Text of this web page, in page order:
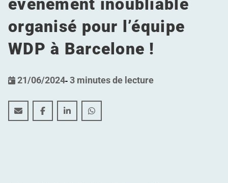
événement inoubliable
organisé pour l’équipe
WDP à Barcelone !
21/06/2024-3 minutes de lecture
25 ans d’excellence : un événement inoubliable
25 ans d’excellence : un événement inoubliable
25 ans d’excellence : un événement
25 ans d’excellence : un